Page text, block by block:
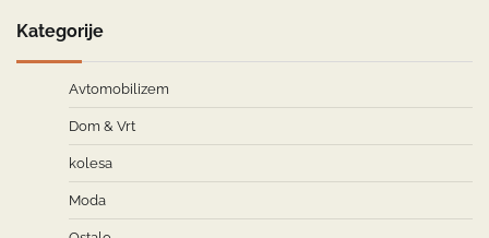
Kategorije
Avtomobilizem
Dom & Vrt
kolesa
Moda